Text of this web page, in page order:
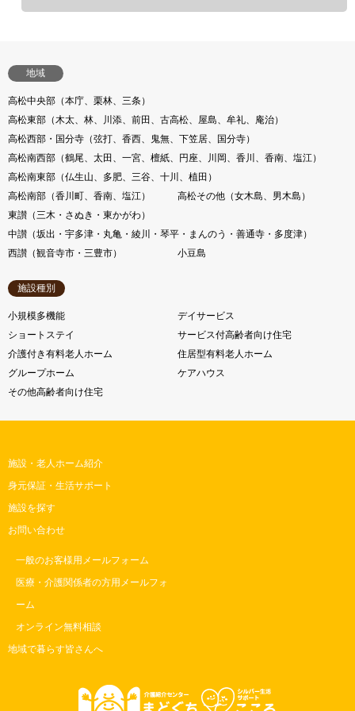
地域
高松中央部（本庁、栗林、三条）
高松東部（木太、林、川添、前田、古高松、屋島、牟礼、庵治）
高松西部・国分寺（弦打、香西、鬼無、下笠居、国分寺）
高松南西部（鶴尾、太田、一宮、檀紙、円座、川岡、香川、香南、塩江）
高松南東部（仏生山、多肥、三谷、十川、植田）
高松南部（香川町、香南、塩江）
高松その他（女木島、男木島）
東讃（三木・さぬき・東かがわ）
中讃（坂出・宇多津・丸亀・綾川・琴平・まんのう・善通寺・多度津）
西讃（観音寺市・三豊市）
小豆島
施設種別
小規模多機能
デイサービス
ショートステイ
サービス付高齢者向け住宅
介護付き有料老人ホーム
住居型有料老人ホーム
グループホーム
ケアハウス
その他高齢者向け住宅
施設・老人ホーム紹介
身元保証・生活サポート
施設を探す
お問い合わせ
一般のお客様用メールフォーム
医療・介護関係者の方用メールフォ
ーム
オンライン無料相談
地域で暮らす皆さんへ